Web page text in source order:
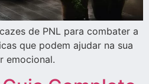
de PNL para combater a
que podem ajudar na sua
emocional.